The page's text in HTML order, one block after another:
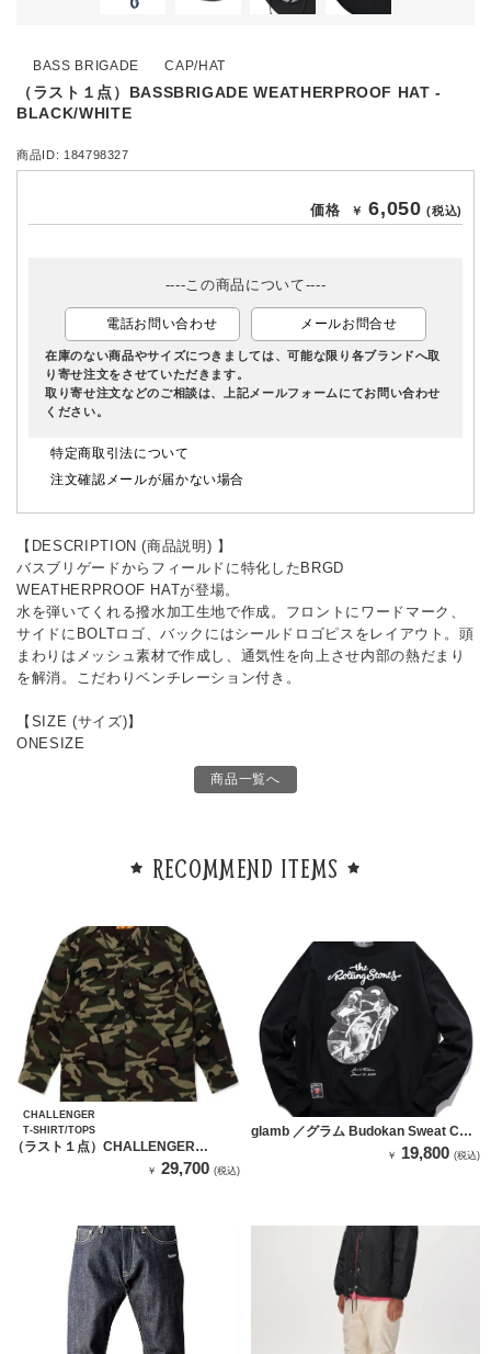
BASS BRIGADE CAP/HAT
（ラスト１点）BASSBRIGADE WEATHERPROOF HAT -
BLACK/WHITE
商品ID: 184798327
価格 ￥ 6,050 (税込)
----この商品について----
電話お問い合わせ メールお問合せ
在庫のない商品やサイズにつきましては、可能な限り各ブランドへ取
り寄せ注文をさせていただきます。
取り寄せ注文などのご相談は、上記メールフォームにてお問い合わせ
ください。
特定商取引法について
注文確認メールが届かない場合
【DESCRIPTION (商品説明) 】
バスブリゲードからフィールドに特化したBRGD
WEATHERPROOF HATが登場。
水を弾いてくれる撥水加工生地で作成。フロントにワードマーク、
サイドにBOLTロゴ、バックにはシールドロゴピスをレイアウト。頭
まわりはメッシュ素材で作成し、通気性を向上させ内部の熱だまり
を解消。こだわりベンチレーション付き。
【SIZE (サイズ)】
ONESIZE
商品一覧へ
RECOMMEND ITEMS
CHALLENGER
T-SHIRT/TOPS
（ラスト１点）CHALLENGER
CAMOUFLAGE FLANNEL SHIRT
￥ 29,700 (税込)
glamb ／グラム Budokan Sweat CS /
ブドーカンスウェットカットソー（ブ
￥ 19,800 (税込)